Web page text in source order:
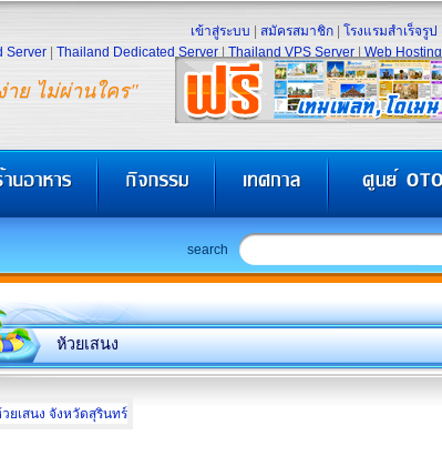
าย ไม่ผ่านใคร"
เข้าสู่ระบบ สมัครสมาชิก โรงแรมสำเร็จรูป
Server
Thailand Dedicated Server Thailand VPS Server Web Hosting
search
ห้วยเสนง